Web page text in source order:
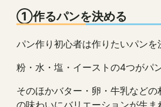
①作るパンを決める
パン作り初心者は作りたいパンを
粉・水・塩・イーストの4つがパ
そのほかバター・卵・牛乳など
の味わいにバリエーションが生ま